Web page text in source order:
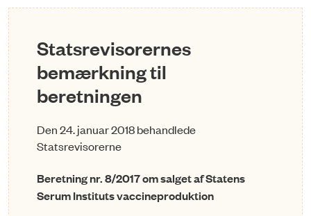
Statsrevisorernes
bemærkning til
beretningen
Den 24. januar 2018 behandlede
Statsrevisorerne
Beretning nr. 8/2017 om salget af Statens
Serum Instituts vaccineproduktion